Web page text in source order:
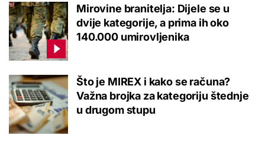
Mirovine branitelja: Dijele se u
dvije kategorije, a prima ih oko
140.000 umirovljenika
Što je MIREX i kako se računa?
Važna brojka za kategoriju štednje
u drugom stupu